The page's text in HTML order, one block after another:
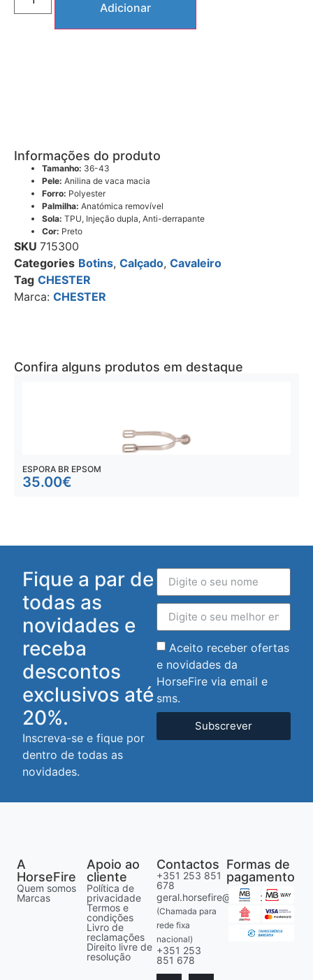
Adicionar
Informações do produto
Tamanho: 36-43
Pele: Anilina de vaca macia
Forro: Polyester
Palmilha: Anatómica removível
Sola: TPU, Injeção dupla, Anti-derrapante
Cor: Preto
SKU 715300
Categories Botins, Calçado, Cavaleiro
Tag CHESTER
Marca: CHESTER
Confira alguns produtos em destaque
ESPORA BR EPSOM
35.00€
Fique a par de
todas as
novidades e
receba
descontos
exclusivos até
20%.
Inscreva-se e fique por
dentro de todas as
novidades.
Aceito receber ofertas
e novidades da
HorseFire via email e
sms.
Subscrever
A
HorseFire
Quem somos
Marcas
Apoio ao
cliente
Política de
privacidade
Termos e
condições
Livro de
reclamações
Direito livre de
resolução
Contactos
+351 253 851
678
geral.horsefire@gmail.com
(Chamada para
rede fixa
nacional)
+351 253
851 678
Formas de
pagamento